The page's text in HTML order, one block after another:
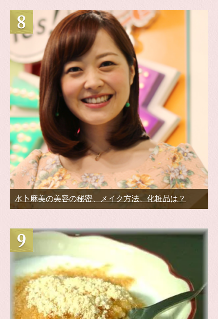
水卜麻美の美容の秘密、メイク方法、化粧品は？